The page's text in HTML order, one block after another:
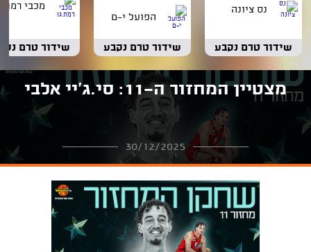
נס ציונה
שידור טרם נקבע
הפועל י-ם
שידור טרם נקבע
מכבי רמת
שידור טרם
מצטיין המחזור ה-11: סי.ג'יי אלבי
30/12/2025